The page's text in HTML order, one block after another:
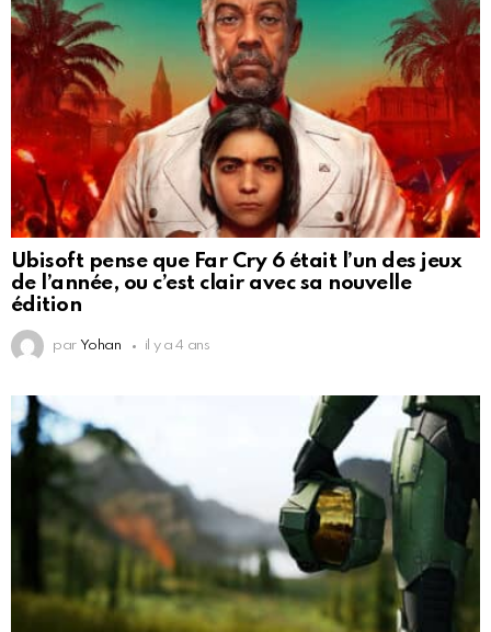
Ubisoft pense que Far Cry 6 était l’un des jeux
de l’année, ou c’est clair avec sa nouvelle
édition
par Yohan il y a 4 ans